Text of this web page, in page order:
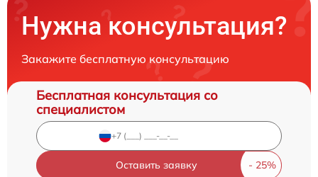
Нужна консультация?
Закажите бесплатную консультацию
Бесплатная консультация со
специалистом
Оставить заявку